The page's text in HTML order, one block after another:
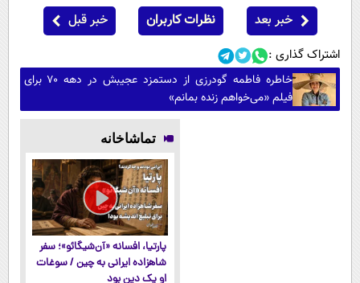
خبر بعد نظرات کاربران خبر قبل
اشتراک گذاری :
خاطره فاطمه گودرزی از دستمزد عجیبش در دهه ۷۰ برای
فیلم «می‌خواهم زنده بمانم»
تماشاخانه
پارتیا، افسانه «آن‌شیگائو»؛ سفر
شاهزاده ایرانی به چین / سوغات
او یک دین بود